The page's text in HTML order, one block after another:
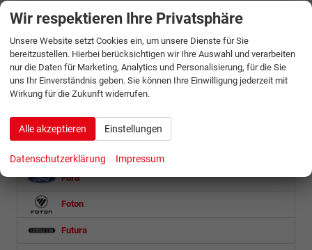
Citroën
Cupra
Dacia
DS Automobiles
Etrusco
Ford
Foton
Futura
Wir respektieren Ihre Privatsphäre
Unsere Website setzt Cookies ein, um unsere Dienste für Sie
bereitzustellen. Hierbei berücksichtigen wir Ihre Auswahl und verarbeiten
nur die Daten für Marketing, Analytics und Personalisierung, für die Sie
uns Ihr Einverständnis geben. Sie können Ihre Einwilligung jederzeit mit
Wirkung für die Zukunft widerrufen.
Alle akzeptieren Einstellungen
Datenschutzerklärung Impressum